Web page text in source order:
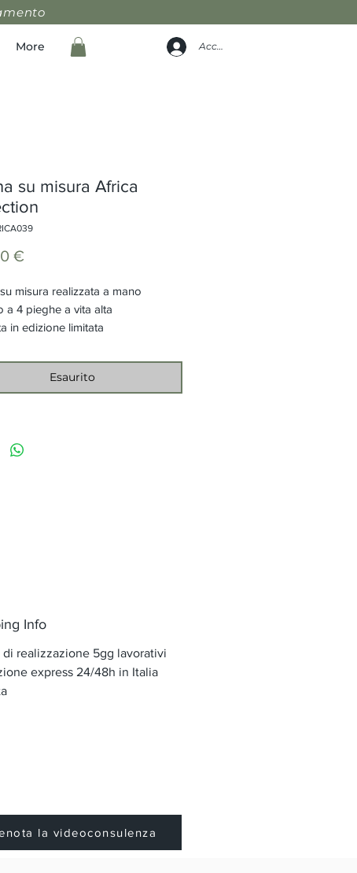
More Accedi
su misura Africa
€
misura realizzata a mano
a 4 pieghe a vita alta
in edizione limitata
Esaurito
Info
di realizzazione 5gg lavorativi
express 24/48h in Italia
la videoconsulenza